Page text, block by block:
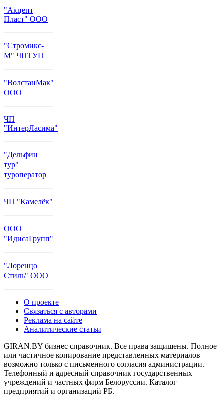
"Акцепт
Пласт" ООО
"Стромикс-
М" ЧПТУП
"ВолстанМак"
ООО
ЧП
"ИнтерЛасима"
"Дельфин
тур"
туроператор
ЧП "Камелёк"
ООО
"ИдисаГрупп"
"Лоренцо
Стиль" ООО
О проекте
Связаться с авторами
Реклама на сайте
Аналитические статьи
GIRAN.BY бизнес справочник. Все права защищены. Полное
или частичное копирование представленных материалов
возможно только с письменного согласия администрации.
Телефонный и адресный справочник государственных
учреждений и частных фирм Белоруссии. Каталог
предприятий и организаций РБ.